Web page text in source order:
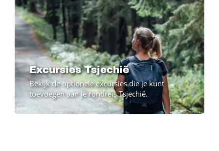
Excursies Tsjechië
Bekijk de optionele excursies die je kunt
toevoegen aan je rondreis Tsjechië.